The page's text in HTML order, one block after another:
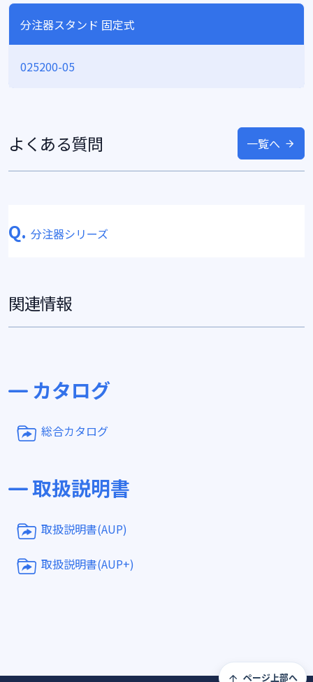
分注器スタンド 固定式
025200-05
よくある質問 一覧へ
Q. 分注器シリーズ
関連情報
カタログ
総合カタログ
取扱説明書
取扱説明書(AUP)
取扱説明書(AUP+)
ページ上部へ